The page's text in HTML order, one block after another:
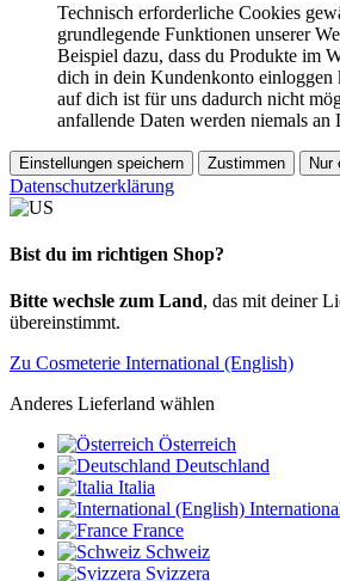
Technisch erforderliche Cookies
grundlegende Funktionen unserer
Beispiel dazu, dass du Produkte im
dich in dein Kundenkonto einloggen
auf dich ist für uns dadurch nicht
anfallende Daten werden niemals an
Einstellungen speichern Zustimmen Nur
Datenschutzerklärung
Bist du im richtigen Shop?
Bitte wechsle zum Land, das mit deiner
übereinstimmt.
Zu Cosmeterie International (English)
Anderes Lieferland wählen
Österreich
Deutschland
Italia
France
Schweiz
Svizzera